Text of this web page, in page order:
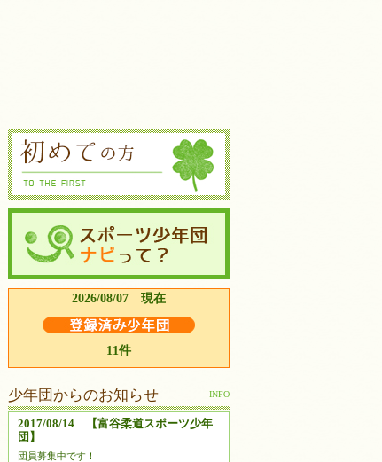
2026/08/07 現在
11件
少年団からのお知らせ INFO
2017/08/14 【富谷柔道スポーツ少年
団】
団員募集中です！